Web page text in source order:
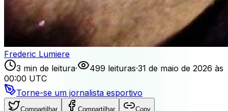
Frederic Lumiere
3 min de leitura· 499 leituras·31 de maio de 2026 às
00:00 UTC
Torne-se um jornalista esportivo
Compartilhar Compartilhar Copy